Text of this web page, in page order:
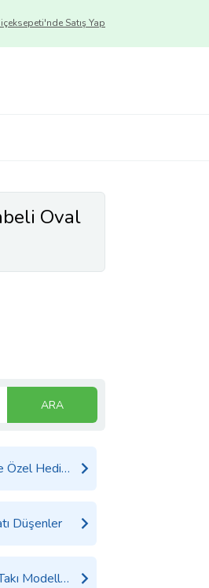
Satış Yap
Oval
ARA
Kişiye Özel Hediyeler
Düşenler
Tüm Takı Modelleri Ürünleri